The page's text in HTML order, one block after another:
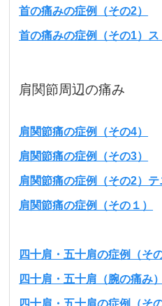
首の痛みの症例（その2）
首の痛みの症例（その1）ス
肩関節周辺の痛み
肩関節痛の症例（その4）
肩関節痛の症例（その3）
肩関節痛の症例（その2）テ
肩関節痛の症例（その１）
四十肩・五十肩の症例（その
四十肩・五十肩（腕の痛み
四十肩・五十肩の症例（その